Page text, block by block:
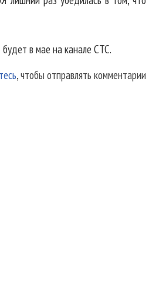
в мае на канале СТС.
, чтобы отправлять комментарии